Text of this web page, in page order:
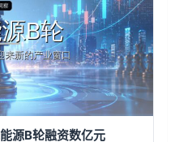
源B轮融资数亿元